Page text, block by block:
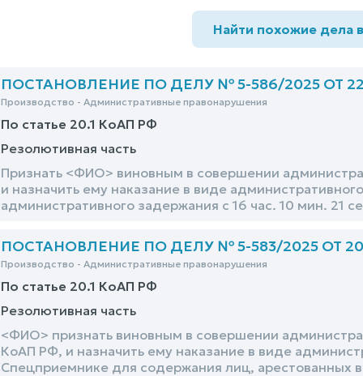
Найти похожие дела
ПОСТАНОВЛЕНИЕ ПО ДЕЛУ № 5-586/2025 ОТ
Производство - Административные правонарушения
По статье 20.1 КоАП РФ
Резолютивная часть
Признать <ФИО> виновным в совершении
и назначить ему наказание в виде
административного задержания с 16 час. 10 мин. 21
ПОСТАНОВЛЕНИЕ ПО ДЕЛУ № 5-583/2025 ОТ
Производство - Административные правонарушения
По статье 20.1 КоАП РФ
Резолютивная часть
<ФИО> признать виновным в совершении
КоАП РФ, и назначить ему наказание в виде
Спецприемнике для содержания лиц, арестованных